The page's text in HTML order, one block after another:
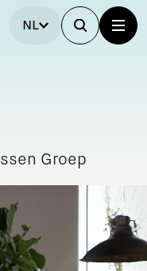
NL
Groep